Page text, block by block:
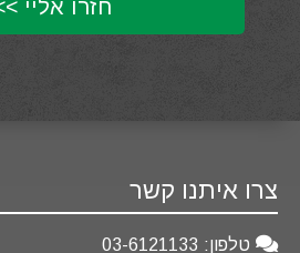
צרו איתנו קשר
טלפון: 03-6121133